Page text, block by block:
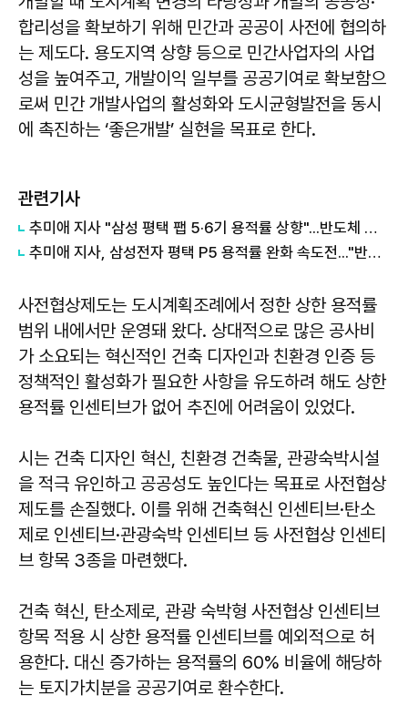
합리성을 확보하기 위해 민간과 공공이 사전에 협의하
는 제도다. 용도지역 상향 등으로 민간사업자의 사업
성을 높여주고, 개발이익 일부를 공공기여로 확보함으
로써 민간 개발사업의 활성화와 도시균형발전을 동시
에 촉진하는 ‘좋은개발’ 실현을 목표로 한다.
관련기사
추미애 지사 "삼성 평택 팹 5·6기 용적률 상향"...반도체 속도전 선언
추미애 지사, 삼성전자 평택 P5 용적률 완화 속도전..."반도체 인허가 앞당겨 지원"
사전협상제도는 도시계획조례에서 정한 상한 용적률
범위 내에서만 운영돼 왔다. 상대적으로 많은 공사비
가 소요되는 혁신적인 건축 디자인과 친환경 인증 등
정책적인 활성화가 필요한 사항을 유도하려 해도 상한
용적률 인센티브가 없어 추진에 어려움이 있었다.
시는 건축 디자인 혁신, 친환경 건축물, 관광숙박시설
을 적극 유인하고 공공성도 높인다는 목표로 사전협상
제도를 손질했다. 이를 위해 건축혁신 인센티브·탄소
제로 인센티브·관광숙박 인센티브 등 사전협상 인센티
브 항목 3종을 마련했다.
건축 혁신, 탄소제로, 관광 숙박형 사전협상 인센티브
항목 적용 시 상한 용적률 인센티브를 예외적으로 허
용한다. 대신 증가하는 용적률의 60% 비율에 해당하
는 토지가치분을 공공기여로 환수한다.